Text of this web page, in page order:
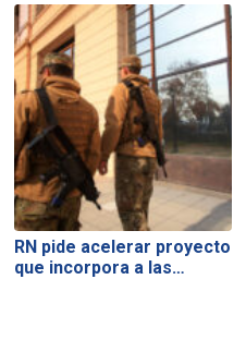
RN pide acelerar proyecto
que incorpora a las…